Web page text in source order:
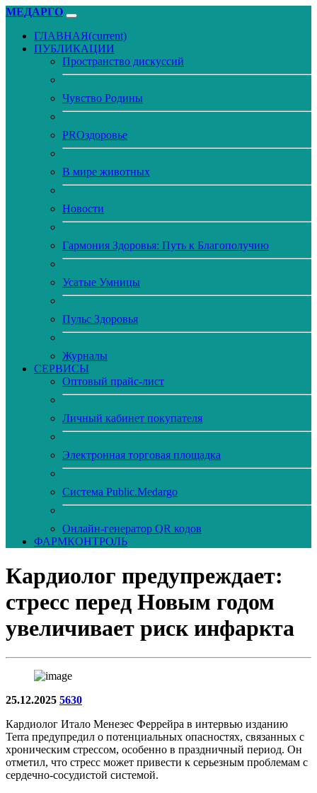
МЕДАРГО
ГЛАВНАЯ(current)
ПУБЛИКАЦИИ
Пространство дискуссий
Чувство Родины
PROздоровье
В мире животных
Новости
Гармония Здоровья: Путь к Благополучию
Усатые Умницы
Пульс Здоровья
Журналы
CЕРВИСЫ
Оптовый прайс-лист
Личный кабинет покупателя
Электронная торговая площадка
Система Public.Medargo
Онлайн-генератор QR кодов
ФАРМКОНТРОЛЬ
Кардиолог предупреждает:
стресс перед Новым годом
увеличивает риск инфаркта
25.12.2025 5630
Кардиолог Итало Менезес Феррейра в интервью изданию
Terra предупредил о потенциальных опасностях, связанных с
хроническим стрессом, особенно в праздничный период. Он
отметил, что стресс может привести к серьезным проблемам с
сердечно-сосудистой системой.